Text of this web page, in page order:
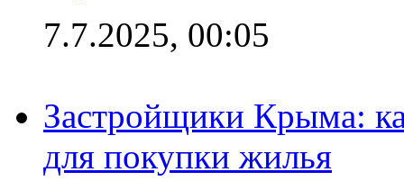
7.7.2025, 00:05
Застройщики Крыма:
для покупки жилья